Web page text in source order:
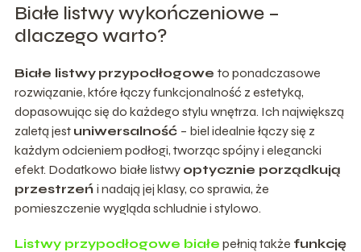
Białe listwy wykończeniowe –
dlaczego warto?
Białe listwy przypodłogowe to ponadczasowe
rozwiązanie, które łączy funkcjonalność z estetyką,
dopasowując się do każdego stylu wnętrza. Ich największą
zaletą jest uniwersalność – biel idealnie łączy się z
każdym odcieniem podłogi, tworząc spójny i elegancki
efekt. Dodatkowo białe listwy optycznie porządkują
przestrzeń i nadają jej klasy, co sprawia, że
pomieszczenie wygląda schludnie i stylowo.
Listwy przypodłogowe białe pełnią także funkcję